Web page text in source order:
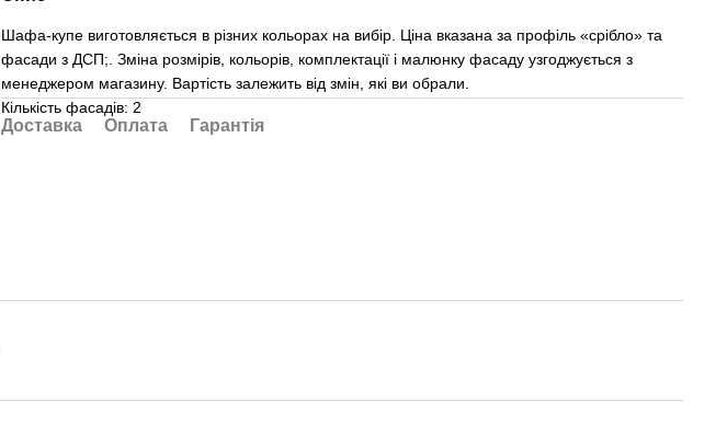
Шафа-купе виготовляється в різних кольорах на вибір. Ціна вказана за профіль «срібло» та
фасади з ДСП;. Зміна розмірів, кольорів, комплектації і малюнку фасаду узгоджується з
менеджером магазину. Вартість залежить від змін, які ви обрали.
Кількість фасадів: 2
Доставка Оплата Гарантія